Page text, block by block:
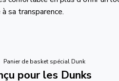
sa transparence.
pour les Dunks